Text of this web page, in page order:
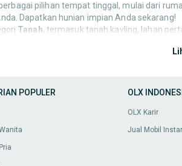
pilihan tempat tinggal, mulai dari
Dapatkan hunian impian Anda sekarang!
Tanah, termasuk tanah kavling, lahan
di OLX! Temukan kamar indekos dengan
dan pastikan properti sesuai dengan
dan pastikan properti sesuai dengan
di OLX
POPULER OLX
OLX Karir
Jual Mobil